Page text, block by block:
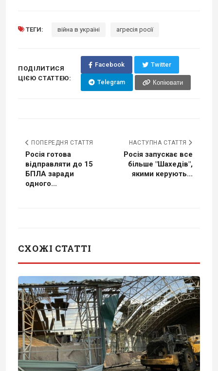
ТЕГИ: війна в україні агресія росії
ПОДІЛИТИСЯ
ЦІЄЮ СТАТТЕЮ:
Facebook Twitter
Telegram Копіювати
ПОПЕРЕДНЯ СТАТТЯ
Росія готова
відправляти до 15
БПЛА заради
одного...
НАСТУПНА СТАТТЯ
Росія запускає все
більше "Шахедів",
якими керують...
СХОЖІ СТАТТІ